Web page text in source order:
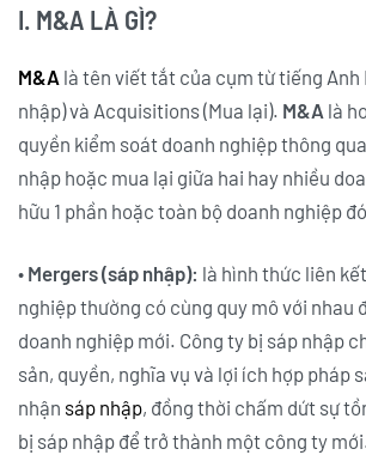
I. M&A LÀ GÌ?
M&A là tên viết tắt của cụm từ tiếng Anh
nhập) và Acquisitions (Mua lại). M&A là
quyền kiểm soát doanh nghiệp thông
nhập hoặc mua lại giữa hai hay nhiều
hữu 1 phần hoặc toàn bộ doanh nghiệp
• Mergers (sáp nhập): là hình thức liên
nghiệp thường có cùng quy mô với nhau
doanh nghiệp mới. Công ty bị sáp nhập
sản, quyền, nghĩa vụ và lợi ích hợp pháp
nhận sáp nhập, đồng thời chấm dứt sự
bị sáp nhập để trở thành một công ty mới.